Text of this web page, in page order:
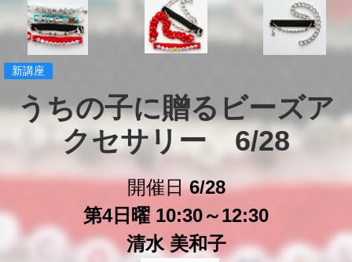
新講座
うちの子に贈るビーズア
クセサリー　6/28
開催日6/28
第4日曜 10:30～12:30
清水 美和子